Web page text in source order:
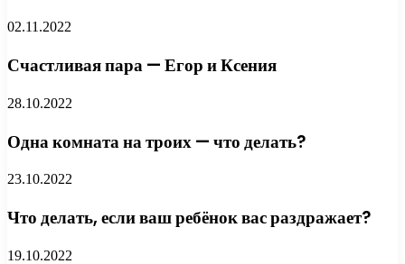
02.11.2022
Счастливая пара — Егор и Ксения
28.10.2022
Одна комната на троих — что делать?
23.10.2022
Что делать, если ваш ребёнок вас раздражает?
19.10.2022